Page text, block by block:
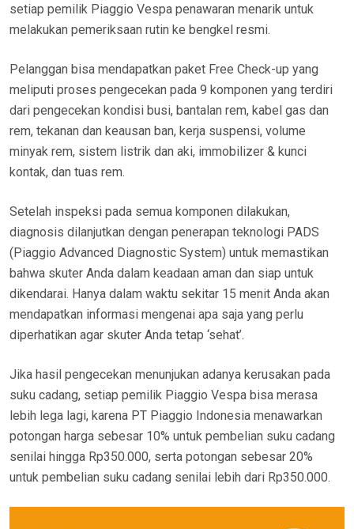
setiap pemilik Piaggio Vespa penawaran menarik untuk
melakukan pemeriksaan rutin ke bengkel resmi.
Pelanggan bisa mendapatkan paket Free Check-up yang
meliputi proses pengecekan pada 9 komponen yang terdiri
dari pengecekan kondisi busi, bantalan rem, kabel gas dan
rem, tekanan dan keausan ban, kerja suspensi, volume
minyak rem, sistem listrik dan aki, immobilizer & kunci
kontak, dan tuas rem.
Setelah inspeksi pada semua komponen dilakukan,
diagnosis dilanjutkan dengan penerapan teknologi PADS
(Piaggio Advanced Diagnostic System) untuk memastikan
bahwa skuter Anda dalam keadaan aman dan siap untuk
dikendarai. Hanya dalam waktu sekitar 15 menit Anda akan
mendapatkan informasi mengenai apa saja yang perlu
diperhatikan agar skuter Anda tetap ‘sehat’.
Jika hasil pengecekan menunjukan adanya kerusakan pada
suku cadang, setiap pemilik Piaggio Vespa bisa merasa
lebih lega lagi, karena PT Piaggio Indonesia menawarkan
potongan harga sebesar 10% untuk pembelian suku cadang
senilai hingga Rp350.000, serta potongan sebesar 20%
untuk pembelian suku cadang senilai lebih dari Rp350.000.